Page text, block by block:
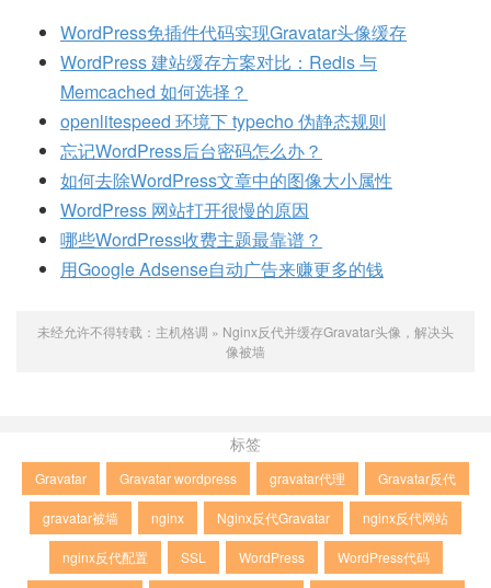
WordPress免插件代码实现Gravatar头像缓存
WordPress 建站缓存方案对比：Redis 与
Memcached 如何选择？
openlitespeed 环境下 typecho 伪静态规则
忘记WordPress后台密码怎么办？
如何去除WordPress文章中的图像大小属性
WordPress 网站打开很慢的原因
哪些WordPress收费主题最靠谱？
用Google Adsense自动广告来赚更多的钱
未经允许不得转载： 主机格调 » Nginx反代并缓存Gravatar头像，解决头
像被墙
标签
Gravatar Gravatar wordpress gravatar代理 Gravatar反代
gravatar被墙 nginx Nginx反代Gravatar nginx反代网站
nginx反代配置 SSL WordPress WordPress代码